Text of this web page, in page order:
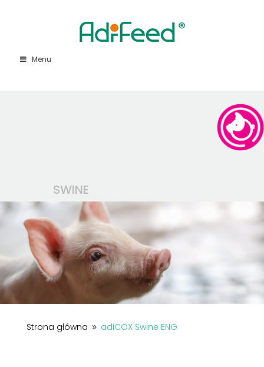
Menu
SWINE
Strona główna 9 adiCOX Swine ENG